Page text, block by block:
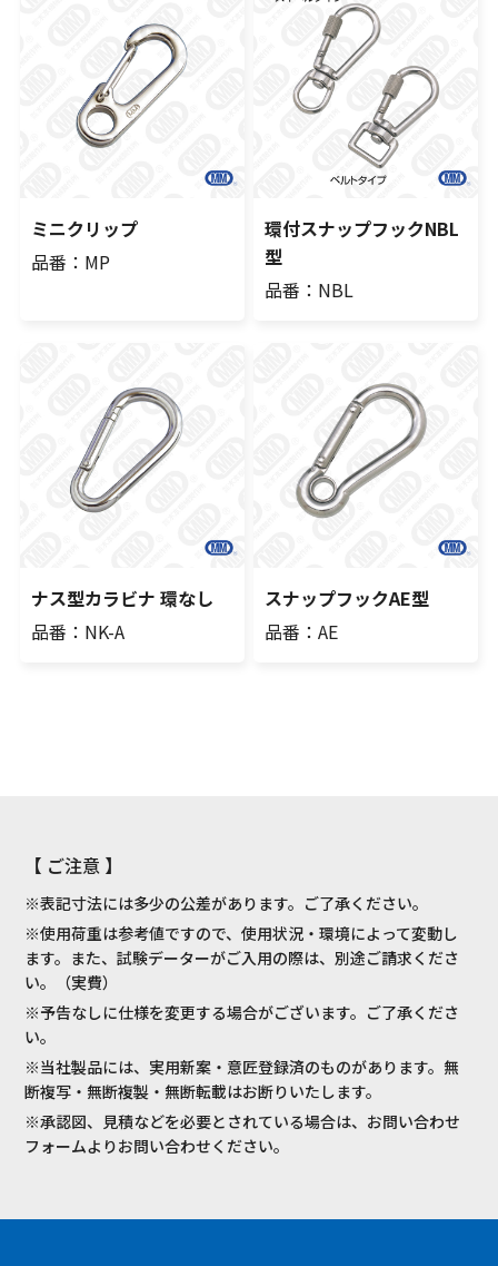
ミニクリップ
品番：MP
環付スナップフックNBL
型
品番：NBL
ナス型カラビナ 環なし
品番：NK-A
スナップフックAE型
品番：AE
【 ご注意 】
※表記寸法には多少の公差があります。ご了承ください。
※使用荷重は参考値ですので、使用状況・環境によって変動し
ます。また、試験データーがご入用の際は、別途ご請求くださ
い。（実費）
※予告なしに仕様を変更する場合がございます。ご了承くださ
い。
※当社製品には、実用新案・意匠登録済のものがあります。無
断複写・無断複製・無断転載はお断りいたします。
※承認図、見積などを必要とされている場合は、お問い合わせ
フォームよりお問い合わせください。